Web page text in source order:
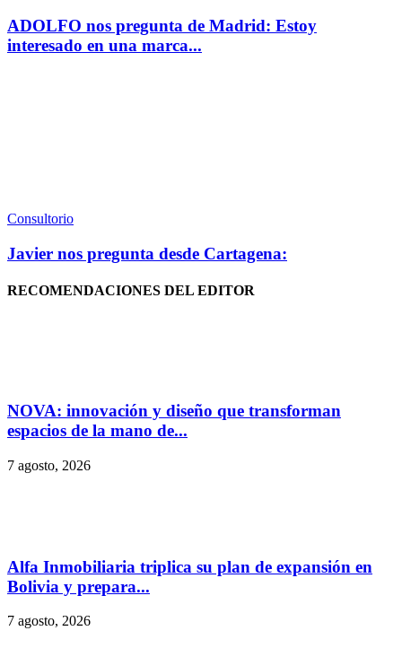
ADOLFO nos pregunta de Madrid: Estoy
interesado en una marca...
Consultorio
Javier nos pregunta desde Cartagena:
RECOMENDACIONES DEL EDITOR
NOVA: innovación y diseño que transforman
espacios de la mano de...
7 agosto, 2026
Alfa Inmobiliaria triplica su plan de expansión en
Bolivia y prepara...
7 agosto, 2026